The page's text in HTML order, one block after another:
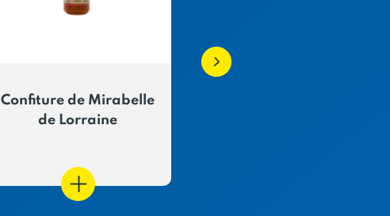
Confiture de Mirabelle
de Lorraine